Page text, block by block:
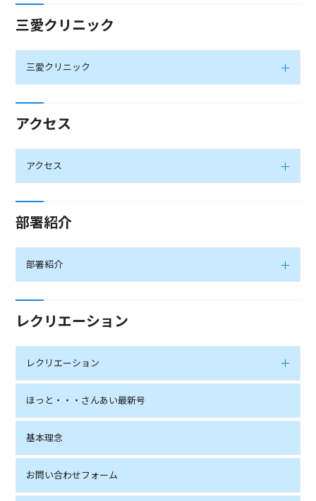
三愛クリニック
三愛クリニック
アクセス
アクセス
部署紹介
部署紹介
レクリエーション
レクリエーション
ほっと・・・さんあい最新号
基本理念
お問い合わせフォーム